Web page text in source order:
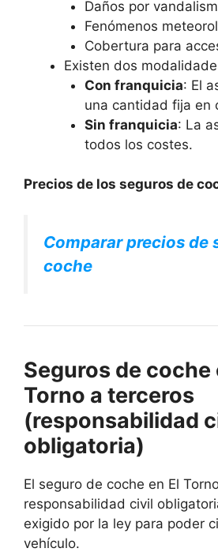
Daños por
Fenómenos
Cobertura para
Existen dos
Con franquicia: El
una cantidad fija en
Sin franquicia: La
todos los costes.
Precios de los seguros de
Comparar precios de
coche
Seguros de coche
Torno a terceros
(responsabilidad
obligatoria)
El seguro de coche en El
responsabilidad civil
exigido por la ley para poder
vehículo.